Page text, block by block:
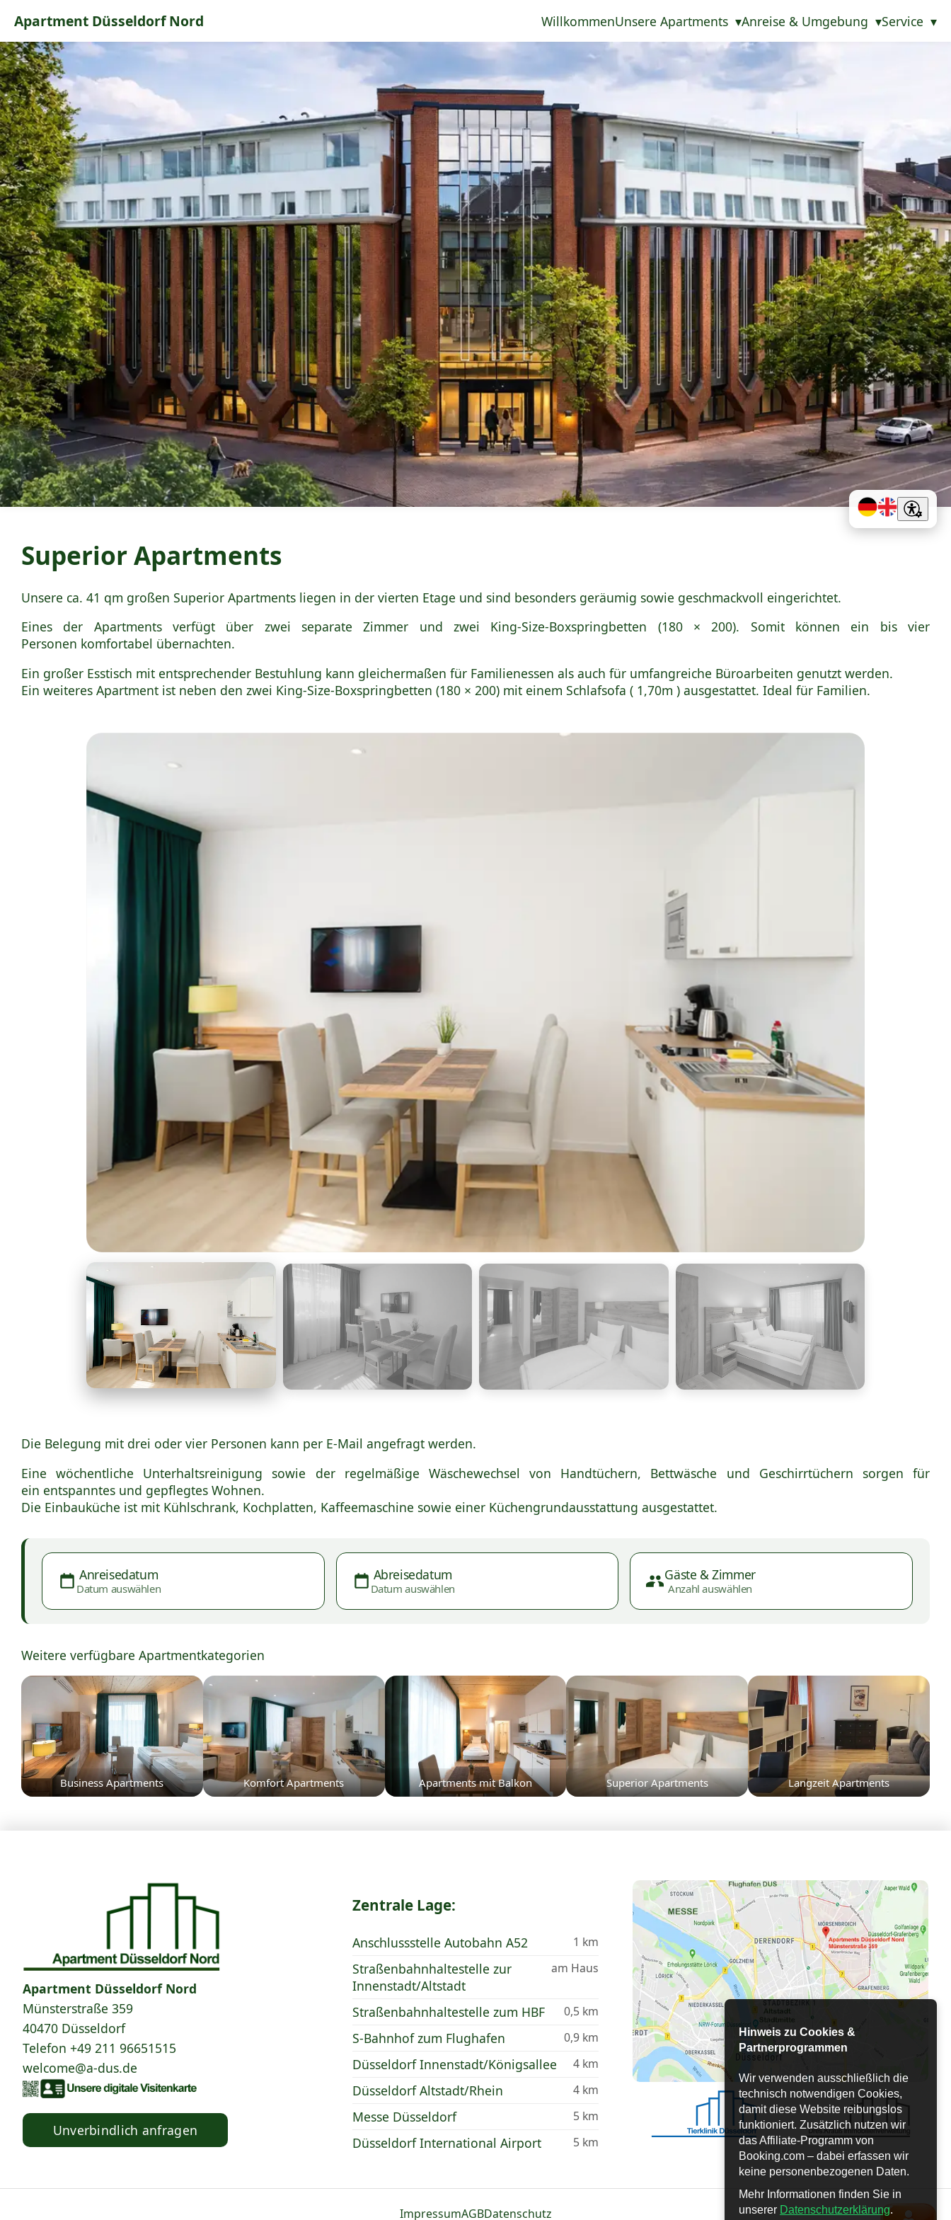
Apartment Düsseldorf Nord WillkommenUnsere Apartments Anreise & Umgebung Service
Superior Apartments
Unsere ca. 41 qm großen Superior Apartments liegen in der vierten Etage und sind besonders geräumig sowie geschmackvoll eingerichtet.
Eines der Apartments verfügt über zwei separate Zimmer und zwei King-Size-Boxspringbetten (180 × 200). Somit können ein bis vier
Personen komfortabel übernachten.
Ein großer Esstisch mit entsprechender Bestuhlung kann gleichermaßen für Familienessen als auch für umfangreiche Büroarbeiten genutzt werden.
Ein weiteres Apartment ist neben den zwei King-Size-Boxspringbetten (180 × 200) mit einem Schlafsofa ( 1,70m ) ausgestattet. Ideal für Familien.
Die Belegung mit drei oder vier Personen kann per E-Mail angefragt werden.
Eine wöchentliche Unterhaltsreinigung sowie der regelmäßige Wäschewechsel von Handtüchern, Bettwäsche und Geschirrtüchern sorgen für
ein entspanntes und gepflegtes Wohnen.
Die Einbauküche ist mit Kühlschrank, Kochplatten, Kaffeemaschine sowie einer Küchengrundausstattung ausgestattet.
Anreisedatum
Datum auswählen
Abreisedatum
Datum auswählen
Gäste & Zimmer
Anzahl auswählen
Weitere verfügbare Apartmentkategorien
Business Apartments Komfort Apartments Apartments mit Balkon Superior Apartments Langzeit Apartments
Apartment Düsseldorf Nord
Münsterstraße 359
40470 Düsseldorf
Telefon +49 211 96651515
welcome@a-dus.de
Unverbindlich anfragen
Zentrale Lage:
Anschlussstelle Autobahn A52 1 km
Straßenbahnhaltestelle zur
Innenstadt/Altstadt
am Haus
Straßenbahnhaltestelle zum HBF 0,5 km
S-Bahnhof zum Flughafen 0,9 km
Düsseldorf Innenstadt/Königsallee 4 km
Düsseldorf Altstadt/Rhein 4 km
Messe Düsseldorf 5 km
Düsseldorf International Airport 5 km
ImpressumAGBDatenschutz
Hinweis zu Cookies &
Partnerprogrammen
Wir verwenden ausschließlich die
technisch notwendigen Cookies,
damit diese Website reibungslos
funktioniert. Zusätzlich nutzen wir
das Affiliate-Programm von
Booking.com – dabei erfassen wir
keine personenbezogenen Daten.
Mehr Informationen finden Sie in
unserer Datenschutzerklärung.